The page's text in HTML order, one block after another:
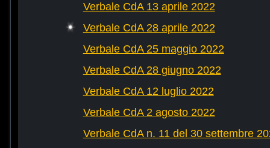
Verbale CdA 13 aprile 2022
Verbale CdA 28 aprile 2022
Verbale CdA 25 maggio 2022
Verbale CdA 28 giugno 2022
Verbale CdA 12 luglio 2022
Verbale CdA 2 agosto 2022
Verbale CdA n. 11 del 30 settembre